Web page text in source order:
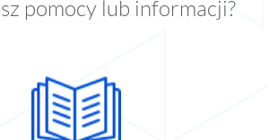
pomocy lub informacji?